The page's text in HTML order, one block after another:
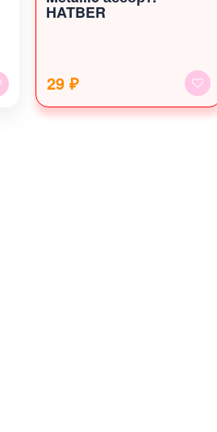
HATBER
29 ₽